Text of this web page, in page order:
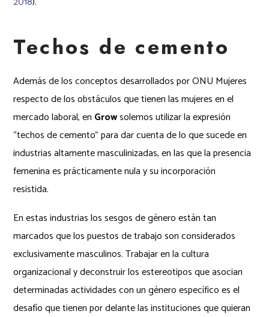
Techos de cemento
Además de los conceptos desarrollados por ONU Mujeres
respecto de los obstáculos que tienen las mujeres en el
mercado laboral, en Growsolemos utilizar la expresión
“techos de cemento” para dar cuenta de lo que sucede en
industrias altamente masculinizadas, en las que la presencia
femenina es prácticamente nula y su incorporación
resistida.
En estas industrias los sesgos de género están tan
marcados que los puestos de trabajo son considerados
exclusivamente masculinos. Trabajar en la cultura
organizacional y deconstruir los estereotipos que asocian
determinadas actividades con un género específico es el
desafío que tienen por delante las instituciones que quieran